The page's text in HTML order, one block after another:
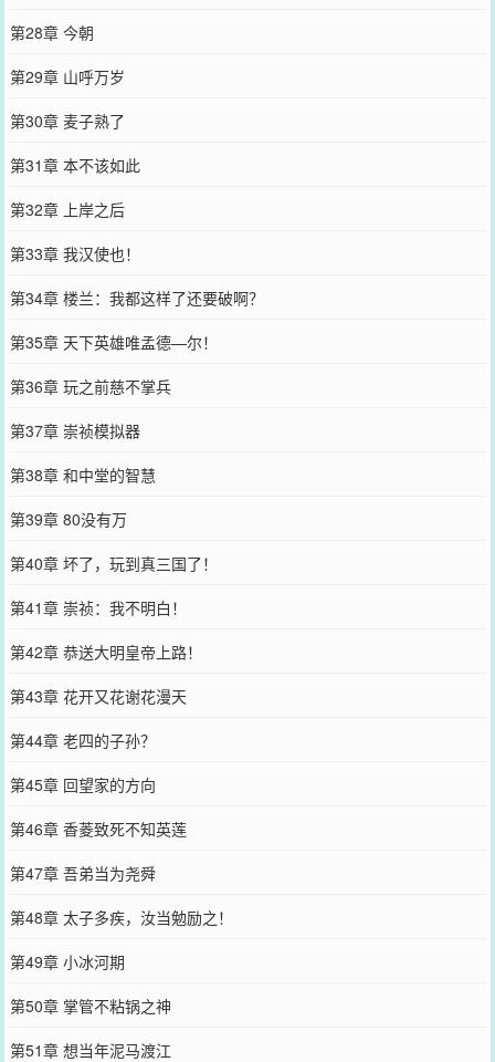
第28章 今朝
第29章 山呼万岁
第30章 麦子熟了
第31章 本不该如此
第32章 上岸之后
第33章 我汉使也！
第34章 楼兰：我都这样了还要破啊？
第35章 天下英雄唯孟德—尔！
第36章 玩之前慈不掌兵
第37章 崇祯模拟器
第38章 和中堂的智慧
第39章 80没有万
第40章 坏了，玩到真三国了！
第41章 崇祯：我不明白！
第42章 恭送大明皇帝上路！
第43章 花开又花谢花漫天
第44章 老四的子孙？
第45章 回望家的方向
第46章 香菱致死不知英莲
第47章 吾弟当为尧舜
第48章 太子多疾，汝当勉励之！
第49章 小冰河期
第50章 掌管不粘锅之神
第51章 想当年泥马渡江